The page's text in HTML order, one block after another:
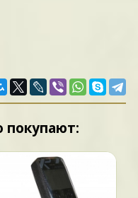
покупают: